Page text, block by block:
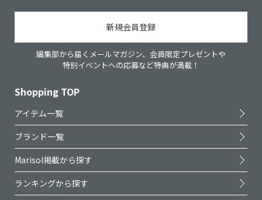
新規会員登録
編集部から届くメールマガジン、会員限定プレゼントや
特別イベントへの応募など特典が満載！
Shopping TOP
アイテム一覧
ブランド一覧
Marisol掲載から探す
ランキングから探す